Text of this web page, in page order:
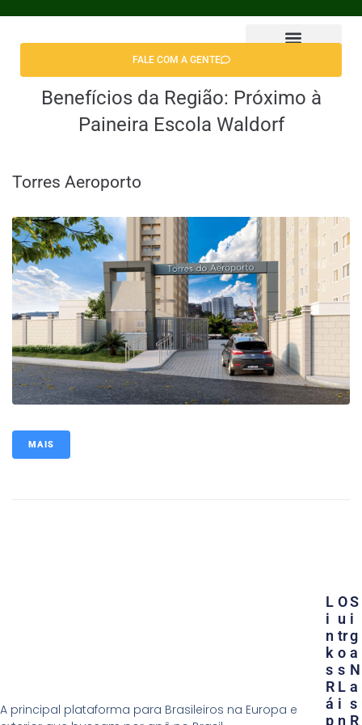
FALE COM A GENTE
Benefícios da Região: Próximo à
Paineira Escola Waldorf
Torres Aeroporto
MAIS
A principal plataforma para Brasileiros na Europa e
O
U
Tr
O
S
L
I
N
L
I
N
K
S
R
Á
P
S
I
G
A
N
A
S
R